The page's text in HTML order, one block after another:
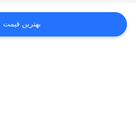
درخواست
نقل قول
بهترین قیمت